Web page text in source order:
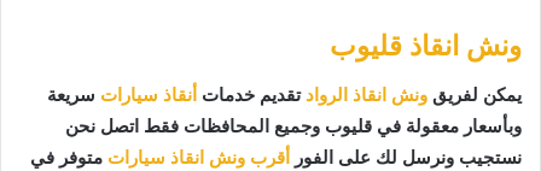
ونش انقاذ قليوب
يمكن لفريق ونش انقاذ الرواد تقديم خدمات أنقاذ سيارات سريعة
وبأسعار معقولة في قليوب وجميع المحافظات فقط اتصل نحن
نستجيب ونرسل لك على الفور أقرب ونش انقاذ سيارات متوفر في